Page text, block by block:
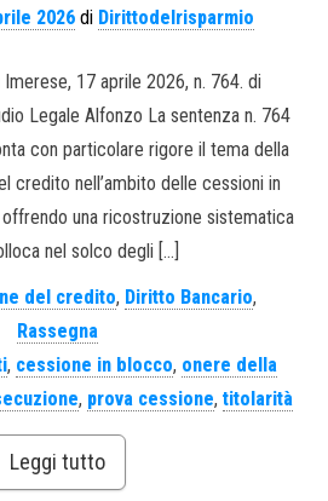
2026 di Dirittodelrisparmio
Imerese, 17 aprile 2026, n. 764. di
Legale Alfonzo La sentenza n. 764
con particolare rigore il tema della
credito nell’ambito delle cessioni in
offrendo una ricostruzione sistematica
nel solco degli […]
del credito, Diritto Bancario,
Rassegna
, cessione in blocco, onere della
, prova cessione, titolarità
Leggi tutto